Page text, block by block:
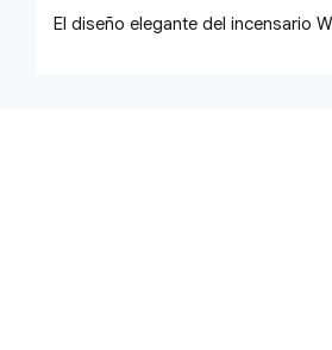
El diseño elegante del incensario